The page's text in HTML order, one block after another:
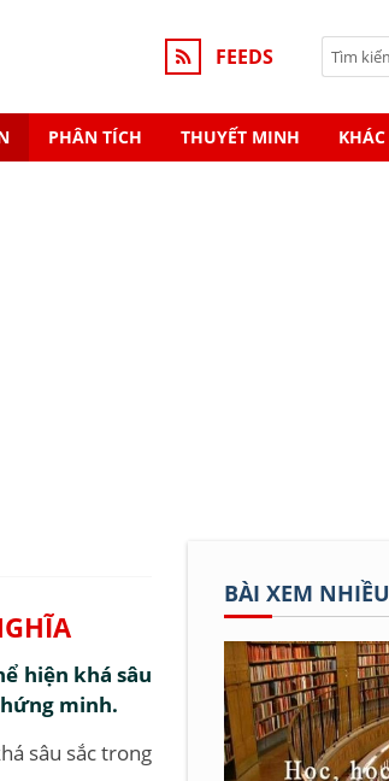
FEEDS
PHÂN TÍCH THUYẾT MINH KHÁC
hiện khá sâu
minh.
sâu sắc trong
BÀI XEM NHIỀU